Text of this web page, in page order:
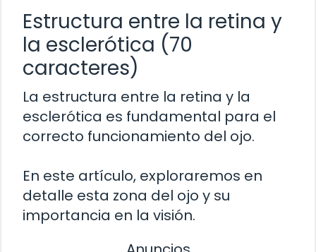
Estructura entre la retina y
la esclerótica (70
caracteres)
La estructura entre la retina y la
esclerótica es fundamental para el
correcto funcionamiento del ojo.
En este artículo, exploraremos en
detalle esta zona del ojo y su
importancia en la visión.